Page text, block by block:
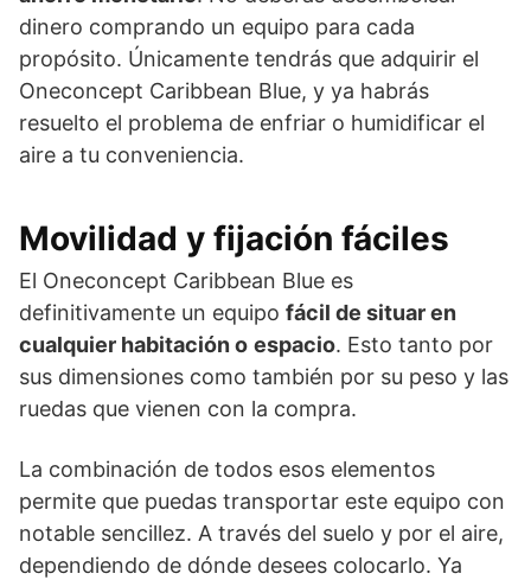
dinero comprando un equipo para cada
propósito. Únicamente tendrás que adquirir el
Oneconcept Caribbean Blue, y ya habrás
resuelto el problema de enfriar o humidificar el
aire a tu conveniencia.
Movilidad y fijación fáciles
El Oneconcept Caribbean Blue es
definitivamente un equipo fácil de situar en
cualquier habitación o espacio. Esto tanto por
sus dimensiones como también por su peso y las
ruedas que vienen con la compra.
La combinación de todos esos elementos
permite que puedas transportar este equipo con
notable sencillez. A través del suelo y por el aire,
dependiendo de dónde desees colocarlo. Ya